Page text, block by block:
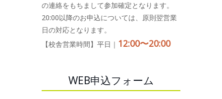
の連絡をもちまして参加確定となります。
20:00以降のお申込については、原則翌営業
日の対応となります。
【校舎営業時間】平日｜ 12:00〜20:00
WEB申込フォーム